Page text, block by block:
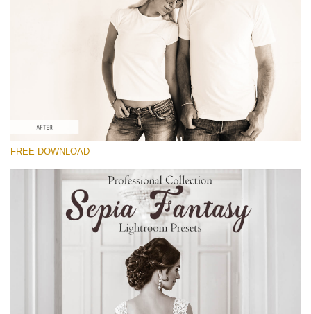
(2067 Lr Presets)
ดาวน์โหลดฟรี
FREE DOWNLOAD